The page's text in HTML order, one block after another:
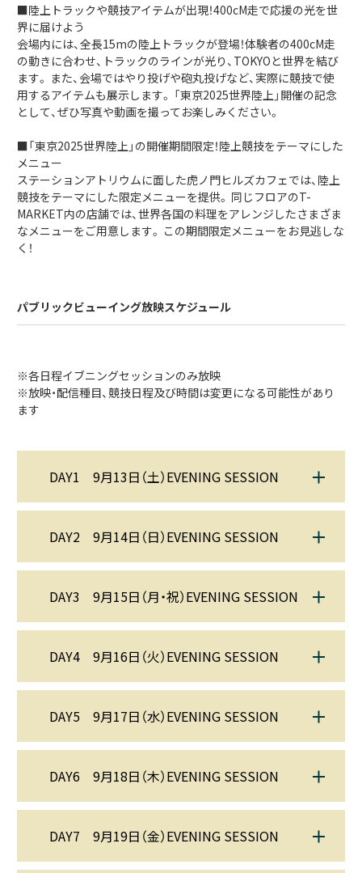
■陸上トラックや競技アイテムが出現！400cM走で応援の光を世
界に届けよう
会場内には、全長15mの陸上トラックが登場！体験者の400cM走
の動きに合わせ、トラックのラインが光り、TOKYOと世界を結び
ます。 また、会場ではやり投げや砲丸投げなど、実際に競技で使
用するアイテムも展示します。 「東京2025世界陸上」開催の記念
として、ぜひ写真や動画を撮ってお楽しみください。
■「東京2025世界陸上」の開催期間限定！陸上競技をテーマにした
メニュー
ステーションアトリウムに面した虎ノ門ヒルズカフェでは、陸上
競技をテーマにした限定メニューを提供。 同じフロアのT-
MARKET内の店舗では、世界各国の料理をアレンジしたさまざま
なメニューをご用意します。 この期間限定メニューをお見逃しな
く！
パブリックビューイング放映スケジュール
※各日程イブニングセッションのみ放映
※放映・配信種目、競技日程及び時間は変更になる可能性があり
ます
DAY1 9月13日（土）EVENING SESSION
DAY2 9月14日（日）EVENING SESSION
DAY3 9月15日（月・祝）EVENING SESSION
DAY4 9月16日（火）EVENING SESSION
DAY5 9月17日（水）EVENING SESSION
DAY6 9月18日（木）EVENING SESSION
DAY7 9月19日（金）EVENING SESSION